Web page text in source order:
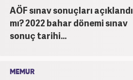
AÖF sınav sonuçları açıklandı
mı? 2022 bahar dönemi sınav
sonuç tarihi...
MEMUR